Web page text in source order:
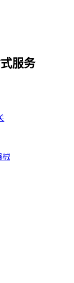
服务
械